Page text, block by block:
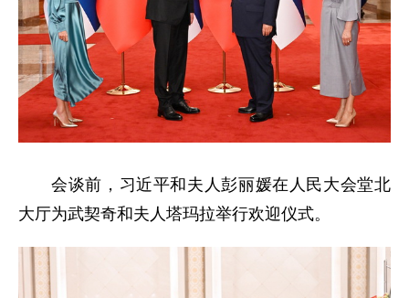
会谈前，习近平和夫人彭丽媛在人民大会堂北
大厅为武契奇和夫人塔玛拉举行欢迎仪式。